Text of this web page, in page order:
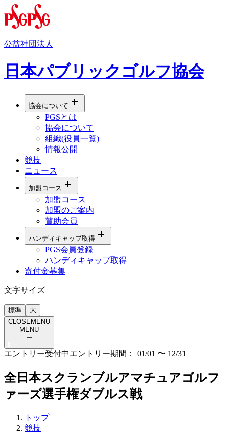
公益社団法人
日本パブリックゴルフ協会
協会について
PGSとは
協会について
組織(役員一覧)
情報公開
競技
ニュース
加盟コース
加盟コース
加盟のご案内
賛助会員
ハンディキャップ取得
PGS会員登録
ハンディキャップ取得
寄付金募集
文字サイズ
標準
大
CLOSE MENU
MENU
ー
エントリー受付中エントリー期間： 01/01 〜 12/31
全日本スクランブルアマチュアゴルフ
ァーズ選手権ダブルス戦
トップ
競技